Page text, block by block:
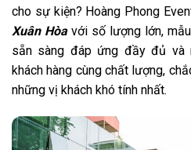
cho sự kiện? Hoàng Phong
Xuân Hòa với số lượng lớn,
sẵn sàng đáp ứng đầy đủ và
khách hàng cùng chất lượng,
những vị khách khó tính nhất.